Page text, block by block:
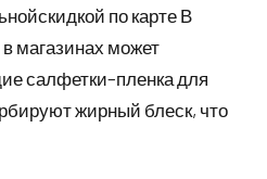
по карте В
магазинах может
салфетки–пленка для
жирный блеск, что